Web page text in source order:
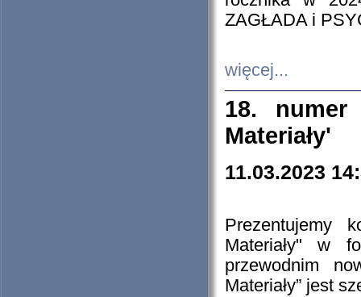
ZAGŁADA i
więcej...
18. numer
Materiały'
11.03.2023
Prezentujemy
Materiały" w
przewodnim
Materiały” jest